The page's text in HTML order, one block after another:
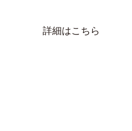
詳細はこちら